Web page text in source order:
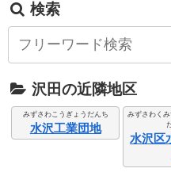
検索
沢田の近隣地区
みずさわこうぎょうだんち
水沢工業団地
みずさわく
水沢区